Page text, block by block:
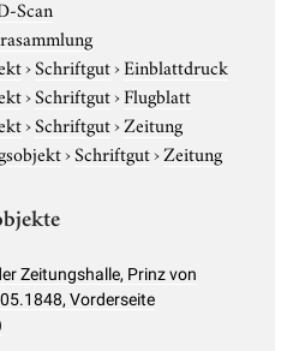
Scan
›Schriftgut›Einblattdruck
›Schriftgut›Flugblatt
›Schriftgut›Zeitung
›Schriftgut›Zeitung
Zeitungshalle, Prinz von
Vorderseite